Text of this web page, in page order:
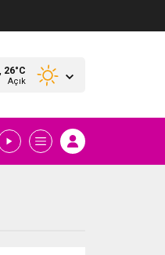
26°C
Açık